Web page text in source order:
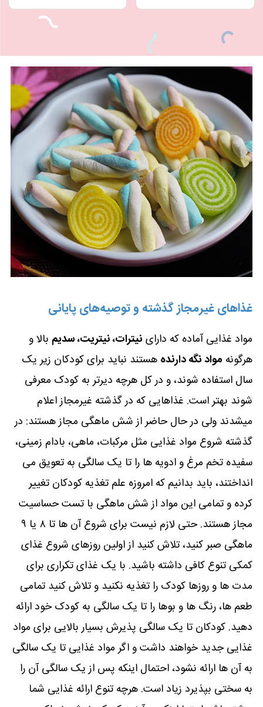
غذاهای غیرمجاز گذشته و توصیه‌های پایانی
مواد غذایی آماده که دارای نیترات، نیتریت، سدیم بالا و
هرگونه مواد نگه دارنده هستند نباید برای کودکان زیر یک
سال استفاده شوند، و در کل هرچه دیرتر به کودک معرفی
شوند بهتر است. غذاهایی که در گذشته غیرمجاز اعلام
میشدند ولی در حال حاضر از شش ماهگی مجاز هستند: در
گذشته شروع مواد غذایی مثل مرکبات، ماهی، بادام زمینی،
سفیده تخم مرغ و ادویه ها را تا یک سالگی به تعویق می
انداختند، باید بدانیم که امروزه علم تغذیه کودکان تغییر
کرده و تمامی این مواد از شش ماهگی با تست حساسیت
مجاز هستند. حتی لازم نیست برای شروع آن ها تا ۸ یا ۹
ماهگی صبر کنید، تلاش کنید از اولین روزهای شروع غذای
کمکی تنوع کافی داشته باشید. با یک غذای تکراری برای
مدت ها و روزها کودک را تغذیه نکنید و تلاش کنید تمامی
طعم ها، رنگ ها و بوها را تا یک سالگی به کودک خود ارائه
دهید. کودکان تا یک سالگی پذیرش بسیار بالایی برای مواد
غذایی جدید خواهند داشت و اگر مواد غذایی تا یک سالگی
به آن ها ارائه نشود، احتمال اینکه پس از یک سالگی آن را
به سختی بپذیرد زیاد است. هرچه تنوع ارائه غذایی شما